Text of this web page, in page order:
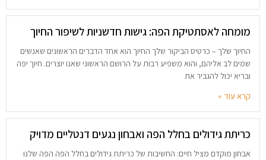
מומחה לאסתטיקת הפה: גישות חדשניות לשיפור החיוך
החיוך שלך – כרטיס הביקור שלך החיוך הוא אחד הדברים הראשונים שאנשים
שמים לב אליהם, והוא משפיע רבות על הרושם הראשוני שאנו יוצרים. חיוך יפה
ובריא יכול להגביר את
קרא עוד »
כריתת גידולים בחלל הפה ואבחון נגעים דנטליים מדויק
אבחון מוקדם מציל חיים: החשיבות של כריתת גידולים בחלל הפה הפה שלנו